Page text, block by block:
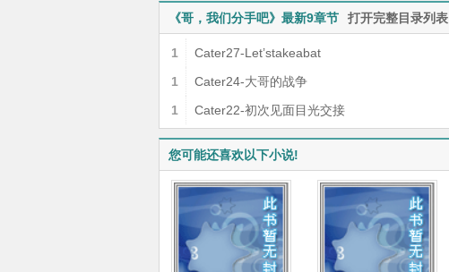
《哥，我们分手吧》最新9章节 打开完整目录列表
1 Cater27-Let’stakeabat
1
Cater24-大哥的战争
1
Cater22-初次见面目光交接
您可能还喜欢以下小说!